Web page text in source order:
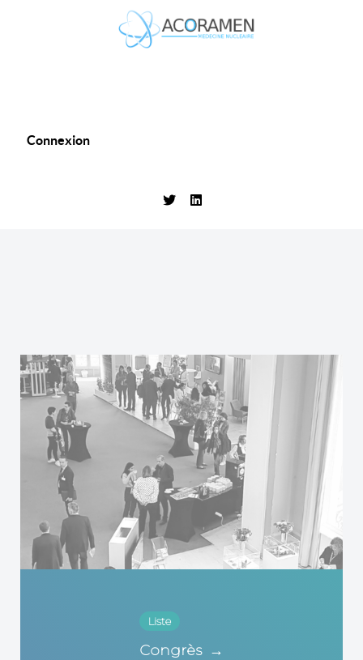
Connexion
Liste
Congrès →